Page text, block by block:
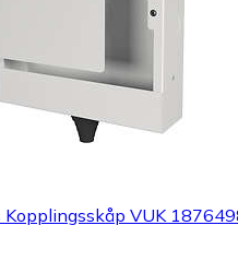
Kopplingsskåp VUK